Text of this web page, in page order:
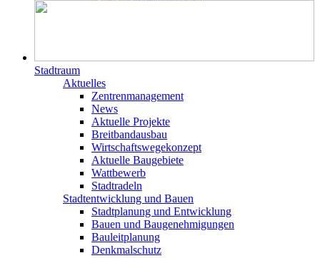
Stadtraum
Aktuelles
Zentrenmanagement
News
Aktuelle Projekte
Breitbandausbau
Wirtschaftswegekonzept
Aktuelle Baugebiete
Wattbewerb
Stadtradeln
Stadtentwicklung und Bauen
Stadtplanung und Entwicklung
Bauen und Baugenehmigungen
Bauleitplanung
Denkmalschutz